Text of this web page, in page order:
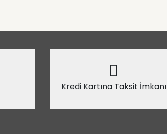
Kredi Kartına Taksit İmkanı